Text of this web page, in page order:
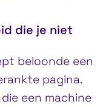
die je niet
beloonde een
pagina.
een machine